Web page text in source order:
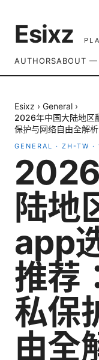
Esixz
AUTHORSABOUT —
Esixz › General ›
2026年中国大陆地区
保护与网络自由全解析
GENERAL · ZH-TW ·
陆地
app
推荐
私保
由全